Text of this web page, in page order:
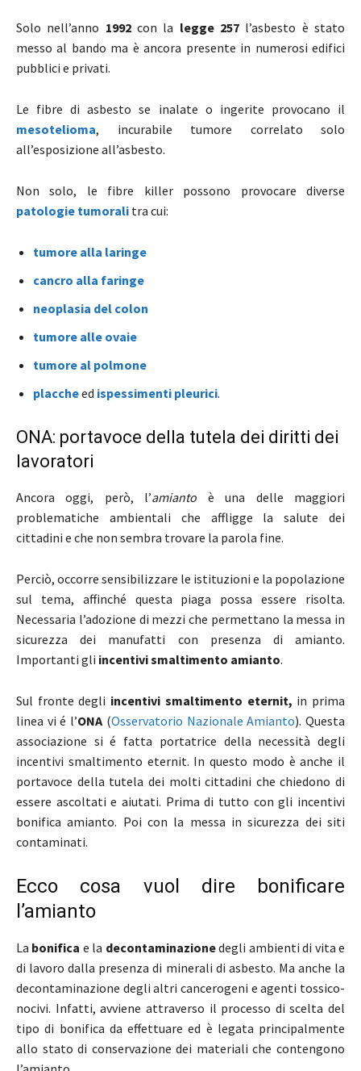
Solo nell’anno 1992con la legge 257 l’asbesto è stato
messo al bando ma è ancora presente in numerosi edifici
pubblici e privati.
Le fibre di asbesto se inalate o ingerite provocano il
mesotelioma, incurabile tumore correlato solo
all’esposizione all’asbesto.
Non solo, le fibre killer possono provocare diverse
patologie tumorali tra cui:
tumore alla laringe
cancro alla faringe
neoplasia del colon
tumore alle ovaie
tumore al polmone
placcheed ispessimenti pleurici.
ONA: portavoce della tutela dei diritti dei
lavoratori
Ancora oggi, però, l’amianto è una delle maggiori
problematiche ambientali che affligge la salute dei
cittadini e che non sembra trovare la parola fine.
Perciò, occorre sensibilizzare le istituzioni e la popolazione
sul tema, affinché questa piaga possa essere risolta.
Necessaria l’adozione di mezzi che permettano la messa in
sicurezza dei manufatti con presenza di amianto.
Importanti gli incentivi smaltimento amianto.
Sul fronte degli incentivi smaltimento eternit, in prima
linea vi é l’ONA (Osservatorio Nazionale Amianto). Questa
associazione si é fatta portatrice della necessità degli
incentivi smaltimento eternit. In questo modo è anche il
portavoce della tutela dei molti cittadini che chiedono di
essere ascoltati e aiutati. Prima di tutto con gli incentivi
bonifica amianto. Poi con la messa in sicurezza dei siti
contaminati.
Ecco cosa vuol dire bonificare
l’amianto
La bonifica e la decontaminazionedegli ambienti di vita e
di lavoro dalla presenza di minerali di asbesto. Ma anche la
decontaminazione degli altri cancerogeni e agenti tossico-
nocivi. Infatti, avviene attraverso il processo di scelta del
tipo di bonifica da effettuare ed è legata principalmente
allo stato di conservazione dei materiali che contengono